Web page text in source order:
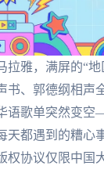
拉雅，满屏的“
书、郭德纲相声
语歌单突然变
天都遇到的糟心
权协议仅限中国